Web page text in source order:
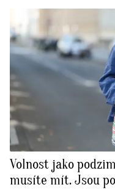
Volnost jako
musíte mít. Jsou